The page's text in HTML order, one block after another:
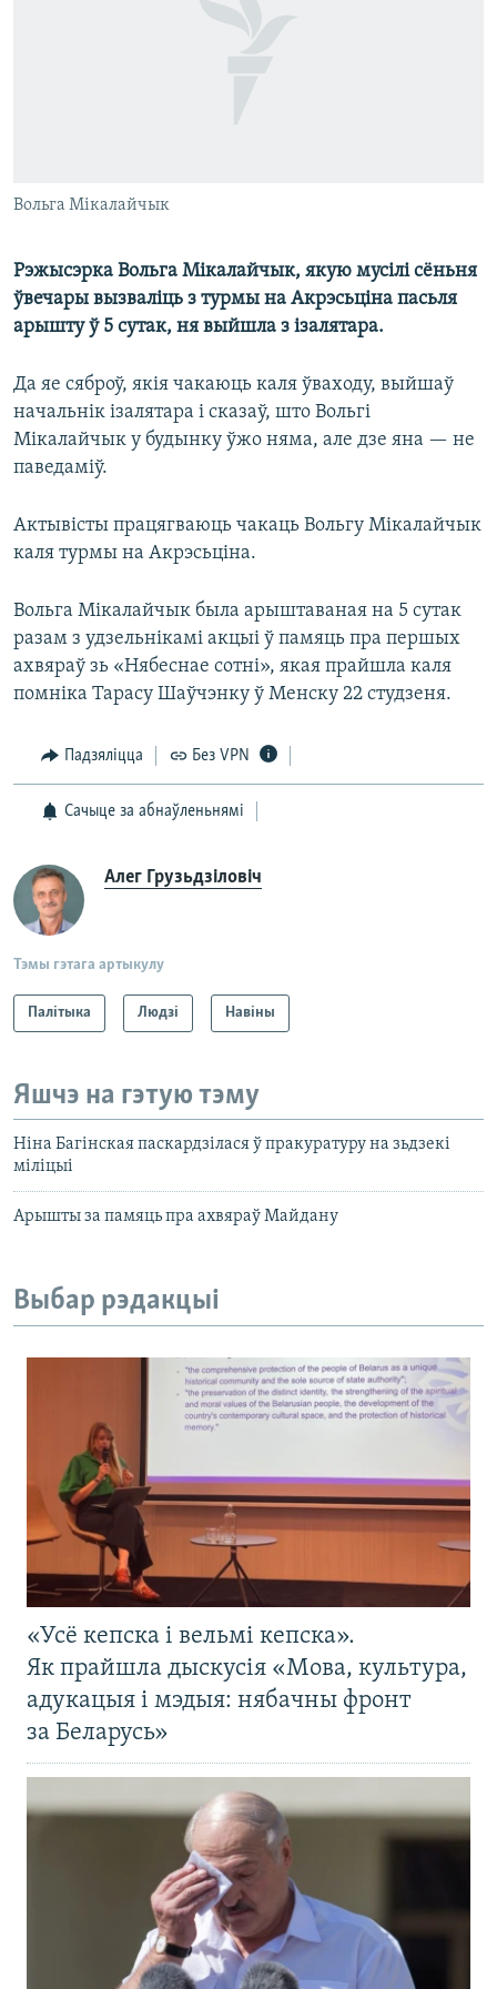
Вольга Мікалайчык
Рэжысэрка Вольга Мікалайчык, якую мусілі сёньня
ўвечары вызваліць з турмы на Акрэсьціна пасьля
арышту ў 5 сутак, ня выйшла з ізалятара.
Да яе сяброў, якія чакаюць каля ўваходу, выйшаў
начальнік ізалятара і сказаў, што Вольгі
Мікалайчык у будынку ўжо няма, але дзе яна — не
паведаміў.
Актывісты працягваюць чакаць Вольгу Мікалайчык
каля турмы на Акрэсьціна.
Вольга Мікалайчык была арыштаваная на 5 сутак
разам з удзельнікамі акцыі ў памяць пра першых
ахвяраў зь «Нябеснае сотні», якая прайшла каля
помніка Тарасу Шаўчэнку ў Менску 22 студзеня.
Падзяліцца Без VPN
Сачыце за абнаўленьнямі
Алег Грузьдзіловіч
Тэмы гэтага артыкулу
Палітыка Людзі Навіны
Яшчэ на гэтую тэму
Ніна Багінская паскардзілася ў пракуратуру на зьдзекі
міліцыі
Арышты за памяць пра ахвяраў Майдану
Выбар рэдакцыі
«Усё кепска і вельмі кепска».
Як прайшла дыскусія «Мова, культура,
адукацыя і мэдыя: нябачны фронт
за Беларусь»